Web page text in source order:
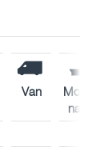
Van
Motoare
navale